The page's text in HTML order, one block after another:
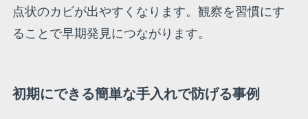
点状のカビが出やすくなります。観察を習慣にす
ることで早期発見につながります。
初期にできる簡単な手入れで防げる事例